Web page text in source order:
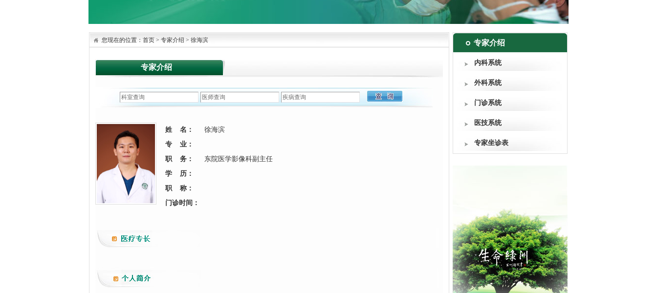
您现在的位置： 首页 > 专家介绍 > 徐海滨
专家介绍
姓 名：
徐海滨
专 业：
职 务：
东院医学影像科副主任
学 历：
职 称：
门诊时间：
专家介绍
内科系统
外科系统
门诊系统
医技系统
专家坐诊表